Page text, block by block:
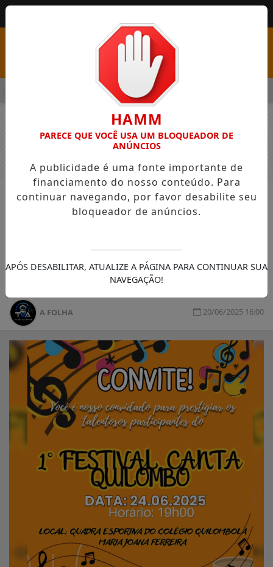
COM VAGAS EM SEIS FUNÇÕES E SALÁRIOS QUE CHEGAM
NOTÍCIAS GERAL
Quadra do Colégio Estadual
Quilombo
A FOLHA 20/06/2025 16:00
HAMM
PARECE QUE VOCÊ USA UM BLOQUEADOR DE
ANÚNCIOS
A publicidade é uma fonte importante de
financiamento do nosso conteúdo. Para
continuar navegando, por favor desabilite seu
bloqueador de anúncios.
APÓS DESABILITAR, ATUALIZE A PÁGINA PARA CONTINUAR SUA
NAVEGAÇÃO!